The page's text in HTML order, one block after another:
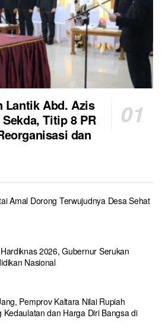
Lantik Abd. Azis
Titip 8 PR
dan
Amal Dorong Terwujudnya Desa Sehat
2026, Gubernur Serukan
Nasional
Pemprov Kaltara Nilai Rupiah
Kedaulatan dan Harga Diri Bangsa di